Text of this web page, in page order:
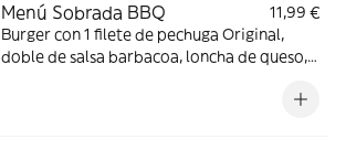
Menú Sobrada BBQ
11,99 €
Burger con 1 filete de pechuga Original,
doble de salsa barbacoa, loncha de queso,